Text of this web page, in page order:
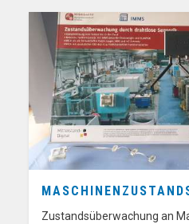
Zustandsüberwachung an